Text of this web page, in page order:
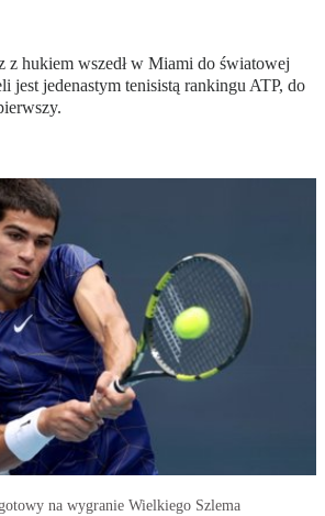
z hukiem wszedł w Miami do światowej
jest jedenastym tenisistą rankingu ATP, do
na wygranie Wielkiego Szlema